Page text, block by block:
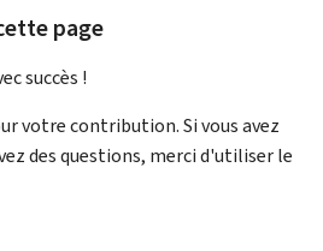
page
succès !
votre contribution. Si vous avez
des questions, merci d'utiliser le